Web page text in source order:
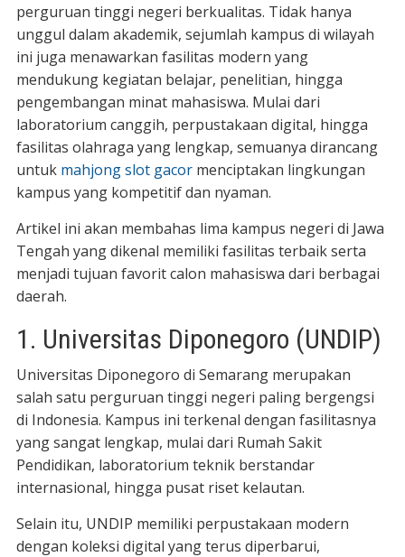
perguruan tinggi negeri berkualitas. Tidak hanya
unggul dalam akademik, sejumlah kampus di wilayah
ini juga menawarkan fasilitas modern yang
mendukung kegiatan belajar, penelitian, hingga
pengembangan minat mahasiswa. Mulai dari
laboratorium canggih, perpustakaan digital, hingga
fasilitas olahraga yang lengkap, semuanya dirancang
untuk mahjong slot gacormenciptakan lingkungan
kampus yang kompetitif dan nyaman.
Artikel ini akan membahas lima kampus negeri di Jawa
Tengah yang dikenal memiliki fasilitas terbaik serta
menjadi tujuan favorit calon mahasiswa dari berbagai
daerah.
1. Universitas Diponegoro (UNDIP)
Universitas Diponegoro di Semarang merupakan
salah satu perguruan tinggi negeri paling bergengsi
di Indonesia. Kampus ini terkenal dengan fasilitasnya
yang sangat lengkap, mulai dari Rumah Sakit
Pendidikan, laboratorium teknik berstandar
internasional, hingga pusat riset kelautan.
Selain itu, UNDIP memiliki perpustakaan modern
dengan koleksi digital yang terus diperbarui,